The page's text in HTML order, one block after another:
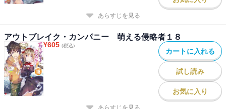
あらすじを見る
アウトブレイク・カンパニー 萌える侵略者１８
¥605 (税込)
カートに入れる
試し読み
お気に入り
あらすじを見る